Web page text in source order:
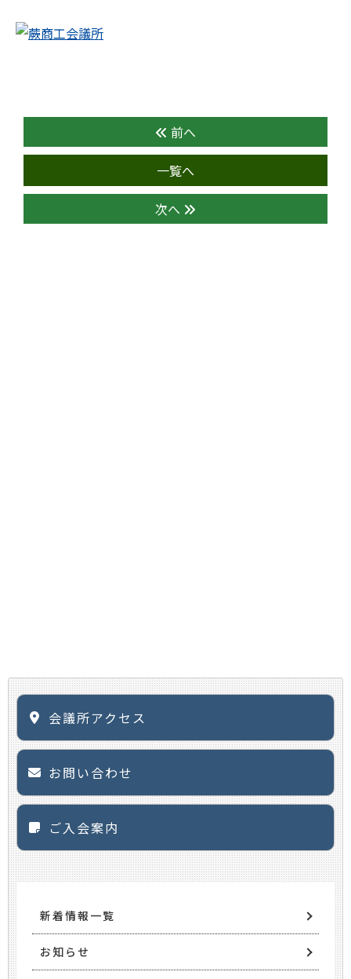
会議所アクセス
お問い合わせ
ご入会案内
新着情報一覧
お知らせ
前へ
一覧へ
次へ